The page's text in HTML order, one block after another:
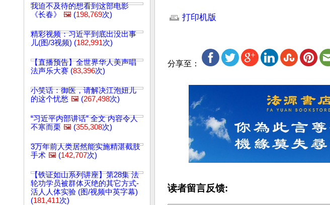
我迫不及待的想看到这部电影
《长春》
🖼️ (198,769次)
精彩视频：习近平到底出没出事
儿(图/3视频) (182,991次)
【直播预告】全世界华人美声唱
法声乐大赛 (83,396次)
小笑话：御医，请解决江泡妞儿
的这个忧愁 🖼️ (267,498次)
“习近平内部讲话” 全文 内容令人
不寒而栗 🖼️ (355,308次)
3万年前人类居然能实施精湛截肢
手术 🖼️ (142,707次)
【铁证如山系列讲座】第28集 法
轮功学员被群体灭绝的其它方式-
活人人体实验 (图/视频中英字幕)
(181,411次)
打印机版
分享至：
读者留言反馈: